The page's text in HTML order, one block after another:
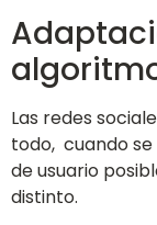
Las redes
todo, cuando
de usuario
distinto.